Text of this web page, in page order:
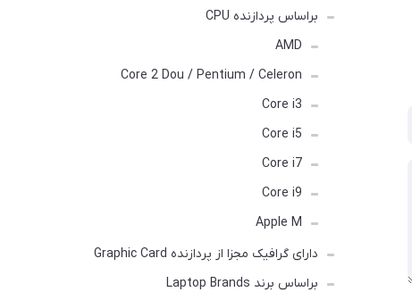
براساس پردازنده CPU
AMD
Core 2 Dou / Pentium / Celeron
Core i3
Core i5
Core i7
Core i9
Apple M
دارای گرافیک مجزا از پردازنده Graphic Card
براساس برند Laptop Brands